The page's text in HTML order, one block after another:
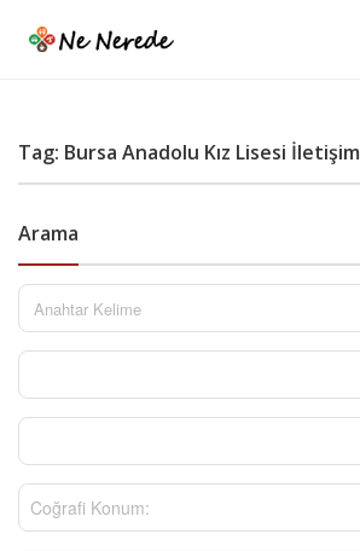
Tag: Bursa Anadolu Kız Lisesi İletişim
Arama